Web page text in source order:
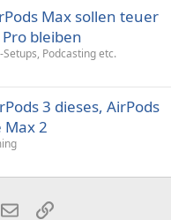
Max sollen teuer
bleiben
Podcasting etc.
3 dieses, AirPods
Max 2
E-MailLink